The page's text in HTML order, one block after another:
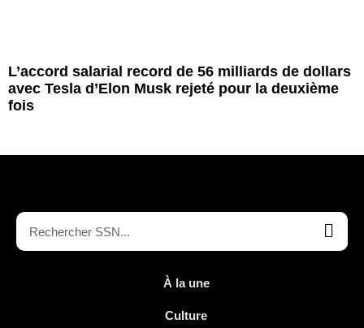
L’accord salarial record de 56 milliards de dollars
avec Tesla d’Elon Musk rejeté pour la deuxième
fois
À la une
Culture